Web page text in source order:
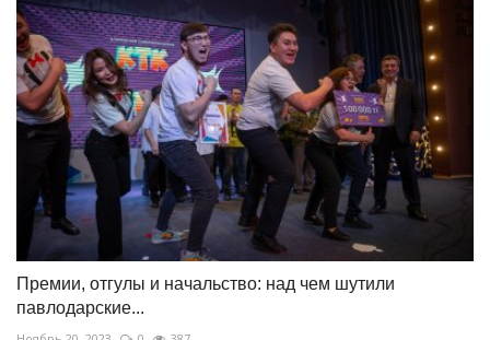
Премии, отгулы и начальство: над чем шутили
павлодарские...